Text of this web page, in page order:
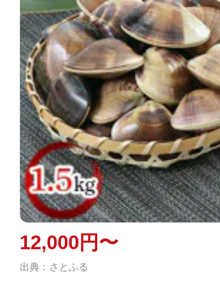
12,000円〜
出典：さとふる